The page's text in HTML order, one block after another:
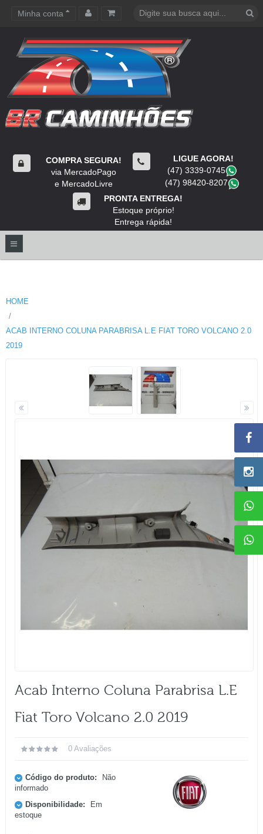
Minha conta
COMPRA SEGURA!
via MercadoPago
e MercadoLivre
LIGUE AGORA!
(47) 3339-0745
(47) 98420-8207
PRONTA ENTREGA!
Estoque próprio!
Entrega rápida!
HOME
ACAB INTERNO COLUNA PARABRISA L.E FIAT TORO VOLCANO 2.0
2019
Acab Interno Coluna Parabrisa L.e
Fiat Toro Volcano 2.0 2019
0 Avaliações
Código do produto:
Não
informado
Disponibilidade:
Em
estoque